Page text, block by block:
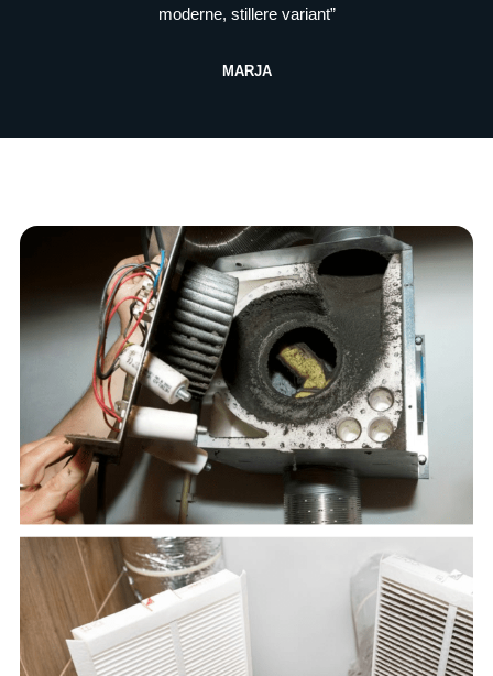
moderne, stillere variant”
MARJA